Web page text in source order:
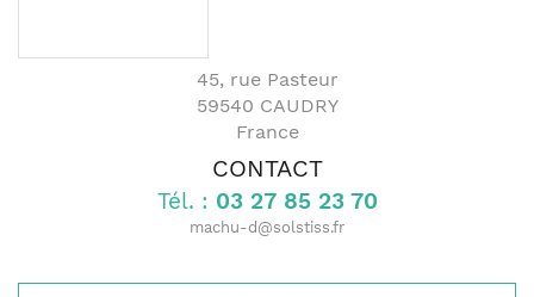
45, rue Pasteur
59540 CAUDRY
France
CONTACT
Tél. : 03 27 85 23 70
machu-d@solstiss.fr